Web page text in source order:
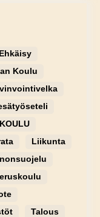
Koulu
KOULU
Liikunta
Talous